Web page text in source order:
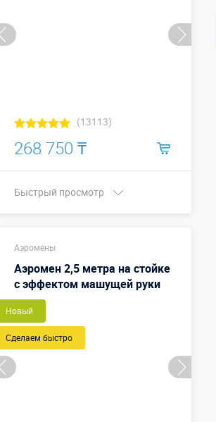
(13113)
268 750 ₸
Быстрый просмотр
Аэромены
Аэромен 2,5 метра на стойке
с эффектом машущей руки
Новый
Сделаем быстро